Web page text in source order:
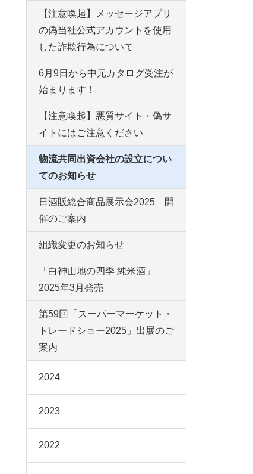
【注意喚起】メッセージアプリ
の偽当社公式アカウントを使用
した詐欺行為について
6月9日から中元カタログ受注が
始まります！
【注意喚起】悪質サイト・偽サ
イトにはご注意ください
物流共同出資会社の設立につい
てのお知らせ
日酒販総合商品展示会2025 開
催のご案内
組織変更のお知らせ
「白神山地の四季 純米酒」
2025年3月発売
第59回「スーパーマーケット・
トレードショー2025」出展のご
案内
2024
2023
2022